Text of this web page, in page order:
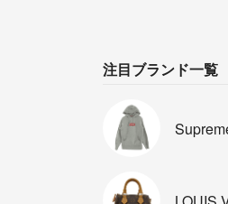
注目ブランド一覧